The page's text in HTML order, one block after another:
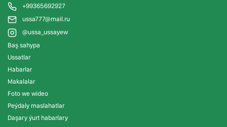
+99365692927
ussa777@mail.ru
@ussa_ussayew
Baş sahypa
Ussatlar
Habarlar
Makalalar
Foto we wideo
Peýdaly maslahatlar
Daşary ýurt habarlary